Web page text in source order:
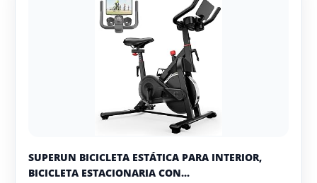
SUPERUN BICICLETA ESTÁTICA PARA INTERIOR,
BICICLETA ESTACIONARIA CON...